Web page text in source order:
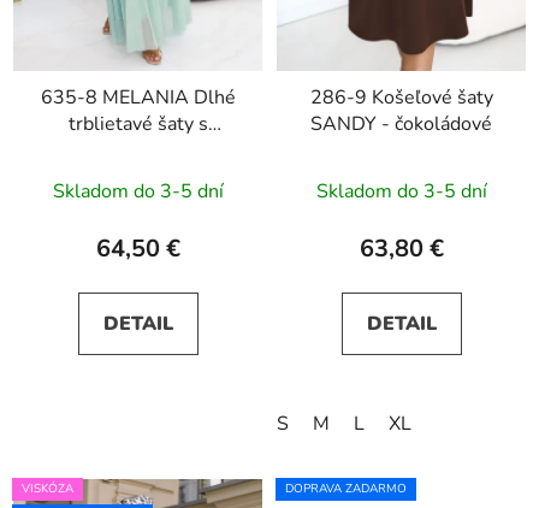
635-8 MELANIA Dlhé
trblietavé šaty s
rukávmi - pistáciová
Skladom do 3-5 dní
64,50 €
DETAIL
286-9 Košeľové šaty
SANDY - čokoládové
Skladom do 3-5 dní
63,80 €
DETAIL
S M L XL
VISKÓZA
DOPRAVA ZADARMO